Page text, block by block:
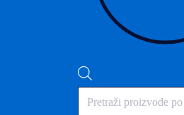
Products